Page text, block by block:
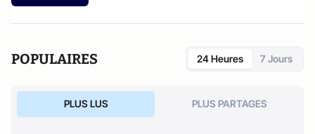
POPULAIRES 24 Heures 7 Jours
PLUS LUS PLUS PARTAGES